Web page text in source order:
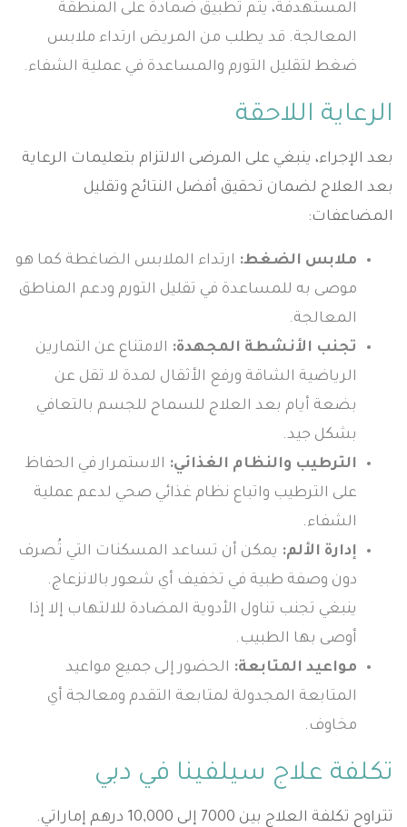
المستهدفة، يتم تطبيق ضمادة على المنطقة
المعالجة. قد يطلب من المريض ارتداء ملابس
ضغط لتقليل التورم والمساعدة في عملية الشفاء.
الرعاية اللاحقة
بعد الإجراء، ينبغي على المرضى الالتزام بتعليمات الرعاية
بعد العلاج لضمان تحقيق أفضل النتائج وتقليل
المضاعفات:
ملابس الضغط: ارتداء الملابس الضاغطة كما هو
موصى به للمساعدة في تقليل التورم ودعم المناطق
المعالجة.
تجنب الأنشطة المجهدة: الامتناع عن التمارين
الرياضية الشاقة ورفع الأثقال لمدة لا تقل عن
بضعة أيام بعد العلاج للسماح للجسم بالتعافي
بشكل جيد.
الترطيب والنظام الغذائي: الاستمرار في الحفاظ
على الترطيب واتباع نظام غذائي صحي لدعم عملية
الشفاء.
إدارة الألم: يمكن أن تساعد المسكنات التي تُصرف
دون وصفة طبية في تخفيف أي شعور بالانزعاج.
ينبغي تجنب تناول الأدوية المضادة للالتهاب إلا إذا
أوصى بها الطبيب.
مواعيد المتابعة: الحضور إلى جميع مواعيد
المتابعة المجدولة لمتابعة التقدم ومعالجة أي
مخاوف.
تكلفة علاج سيلفينا في دبي
تتراوح تكلفة العلاج بين 7000 إلى 10,000 درهم إماراتي.